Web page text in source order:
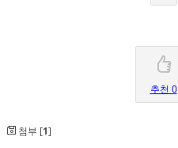
추천 0
첨부 [1]